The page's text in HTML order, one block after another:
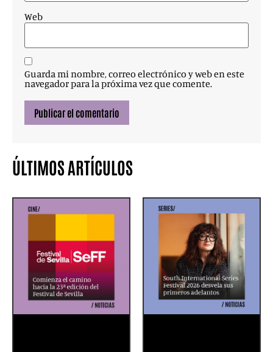
Web
Guarda mi nombre, correo electrónico y web en este
navegador para la próxima vez que comente.
ÚLTIMOS ARTÍCULOS